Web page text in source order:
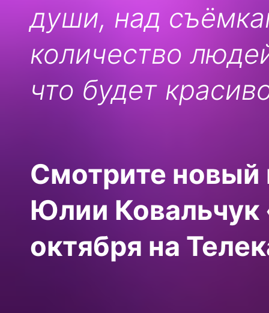
души, над
количество
что будет
Смотрите новый
Юлии Ковальчук
октября на